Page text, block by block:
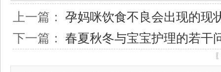
上一篇： 孕妈咪饮食不良会出现的现
下一篇： 春夏秋冬与宝宝护理的若干